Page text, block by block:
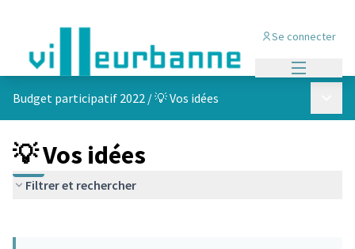
Se connecter
Budget participatif 2022 /💡 Vos idées
💡 Vos idées
Filtrer et rechercher